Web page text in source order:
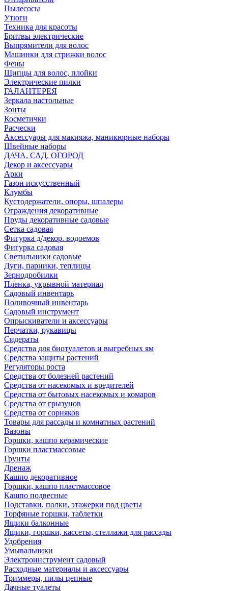
Пылесосы
Утюги
Техника для красоты
Бритвы электрические
Выпрямители для волос
Машинки для стрижки волос
Фены
Щипцы для волос, плойки
Электрические пилки
ГАЛАНТЕРЕЯ
Зеркала настольные
Зонты
Косметички
Расчески
Аксессуары для макияжа, маникюрные наборы
Швейные наборы
ДАЧА. САД. ОГОРОД
Декор и аксессуары
Арки
Газон искусственный
Клумбы
Кустодержатели, опоры, шпалеры
Ограждения декоративные
Пруды декоративные садовые
Сетка садовая
Фигурка д/декор. водоемов
Фигурка садовая
Светильники садовые
Дуги, парники, теплицы
Зернодробилки
Пленка, укрывной материал
Садовый инвентарь
Поливочный инвентарь
Садовый инструмент
Опрыскиватели и аксессуары
Перчатки, рукавицы
Сидераты
Средства для биотуалетов и выгребных ям
Средства защиты растений
Регуляторы роста
Средства от болезней растений
Средства от насекомых и вредителей
Средства от бытовых насекомых и комаров
Средства от грызунов
Средства от сорняков
Товары для рассады и комнатных растений
Вазоны
Горшки, кашпо керамические
Горшки пластмассовые
Грунты
Дренаж
Кашпо декоративное
Горшки, кашпо пластмассовое
Кашпо подвесные
Подставки, полки, этажерки под цветы
Торфяные горшки, таблетки
Ящики балконные
Ящики, горшки, кассеты, стеллажи для рассады
Удобрения
Умывальники
Электроинструмент садовый
Расходные материалы и аксессуары
Триммеры, пилы цепные
Дачные туалеты